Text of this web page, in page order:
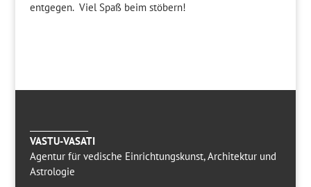
entgegen. Viel Spaß beim stöbern!
VASTU-VASATI
Agentur für vedische Einrichtungskunst, Architektur und
Astrologie